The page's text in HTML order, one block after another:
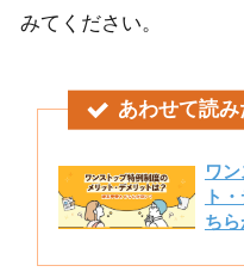
みてください。
あわせて読み
ワ
ト
ちら